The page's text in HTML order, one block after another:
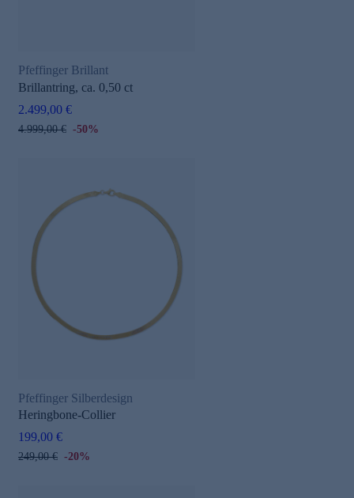
Pfeffinger Brillant
Brillantring, ca. 0,50 ct
2.499,00 €
4.999,00 € -50%
Pfeffinger Silberdesign
Heringbone-Collier
199,00 €
249,00 € -20%